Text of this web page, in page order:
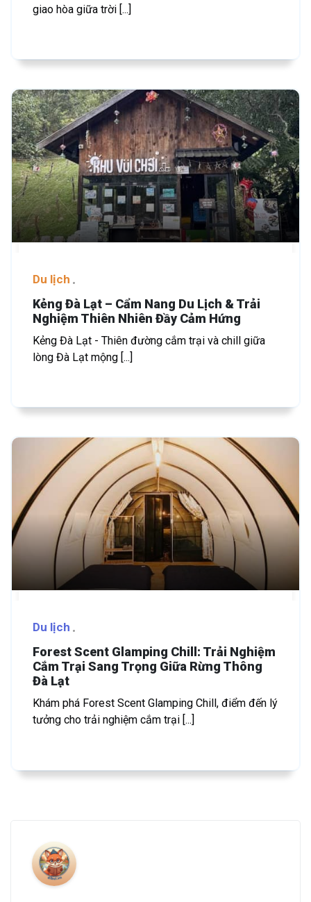
giao hòa giữa trời [...]
Du lịch
Kẻng Đà Lạt – Cẩm Nang Du Lịch & Trải
Nghiệm Thiên Nhiên Đầy Cảm Hứng
Kẻng Đà Lạt - Thiên đường cắm trại và chill giữa
lòng Đà Lạt mộng [...]
Du lịch
Forest Scent Glamping Chill: Trải Nghiệm
Cắm Trại Sang Trọng Giữa Rừng Thông
Đà Lạt
Khám phá Forest Scent Glamping Chill, điểm đến lý
tưởng cho trải nghiệm cắm trại [...]